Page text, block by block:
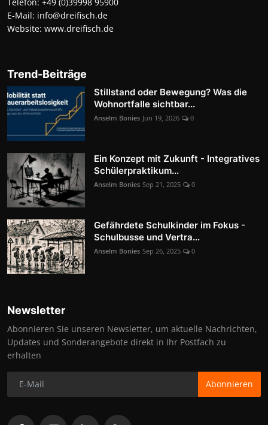
E-Mail: info@dreifisch.de
Website: www.dreifisch.de
Trend-Beiträge
Stillstand oder Bewegung? Was die
Wohnortfalle sichtbar...
Anselm Bonies Jun 19, 2026 0
Ein Konzept mit Zukunft - Integratives
Schülerpraktikum...
Anselm Bonies Sep 21, 2025 0
Gefährdete Schulkinder im Fokus -
Schulbusse und Vertra...
Anselm Bonies Sep 26, 2025 0
Newsletter
Abonnieren Sie unseren Newsletter, um aktuelle Nachrichten,
Updates und Sonderangebote direkt in Ihr Postfach zu
erhalten
Abonnieren